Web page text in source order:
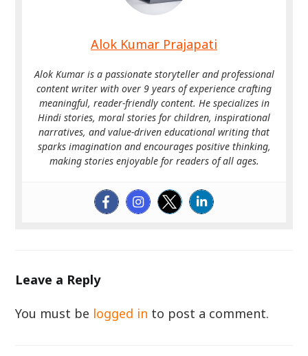
Alok Kumar Prajapati
Alok Kumar is a passionate storyteller and professional
content writer with over 9 years of experience crafting
meaningful, reader-friendly content. He specializes in
Hindi stories, moral stories for children, inspirational
narratives, and value-driven educational writing that
sparks imagination and encourages positive thinking,
making stories enjoyable for readers of all ages.
Leave a Reply
You must be logged in to post a comment.